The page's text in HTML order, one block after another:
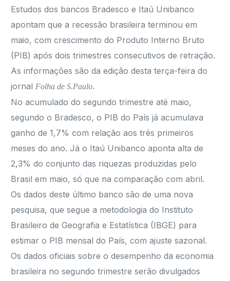
Estudos dos bancos Bradesco e Itaú Unibanco
apontam que a recessão brasileira terminou em
maio, com crescimento do Produto Interno Bruto
(PIB) após dois trimestres consecutivos de retração.
As informações são da edição desta terça-feira do
jornalFolha de S.Paulo.
No acumulado do segundo trimestre até maio,
segundo o Bradesco, o PIB do País já acumulava
ganho de 1,7% com relação aos três primeiros
meses do ano. Já o Itaú Unibanco aponta alta de
2,3% do conjunto das riquezas produzidas pelo
Brasil em maio, só que na comparação com abril.
Os dados deste último banco são de uma nova
pesquisa, que segue a metodologia do Instituto
Brasileiro de Geografia e Estatística (IBGE) para
estimar o PIB mensal do País, com ajuste sazonal.
Os dados oficiais sobre o desempenho da economia
brasileira no segundo trimestre serão divulgados